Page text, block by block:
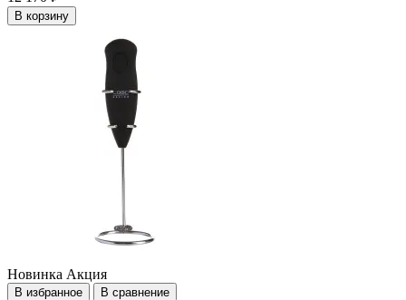
В корзину
Новинка Акция
В избранное В сравнение